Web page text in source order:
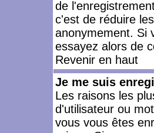
de
c'est de réduire
anonymement. Si
essayez alors de
Revenir en haut
Je me suis
Les raisons les
d'utilisateur ou
vous vous êtes